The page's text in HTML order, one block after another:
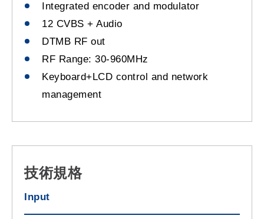
Integrated encoder and modulator
12 CVBS + Audio
DTMB RF out
RF Range: 30-960MHz
Keyboard+LCD control and network
management
技術規格
Input